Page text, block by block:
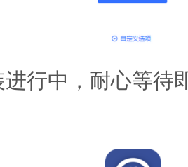
中，耐心等待